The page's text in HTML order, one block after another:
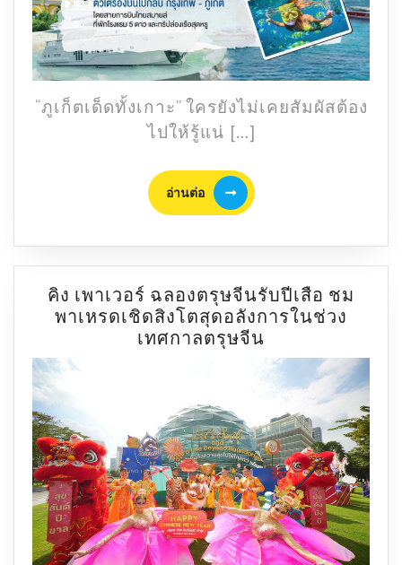
“ภูเก็ตเด็ดทั้งเกาะ” ใครยังไม่เคยสัมผัสต้อง
ไปให้รู้แน่ […]
อ่านต่อ
อ่าน
ต่อ
คิง เพาเวอร์ ฉลองตรุษจีนรับปีเสือ ชม
พาเหรดเชิดสิงโตสุดอลังการในช่วง
เทศกาลตรุษจีน
เพา
เวอร์
ตรุษ
จีน
รับ
ปี
เสือ
ชม
พาเหรด